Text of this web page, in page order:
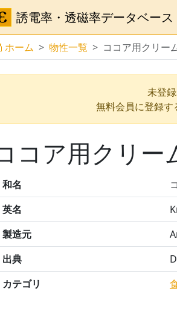
誘電率・透磁率データベース
ホーム 物性一覧 ココア用クリー
未登
無料会員に登録
コア用クリー
和名
英名
製造元
出典
カテゴリ